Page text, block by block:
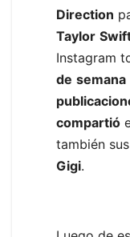
Direction
Taylor
Instagram
de semana
compartió
también sus
Gigi.